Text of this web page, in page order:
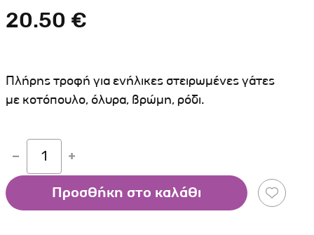
Ταυτότητες Σκύλου
20.50 €
Πλήρης τροφή για ενήλικες στειρωμένες γάτες
με κοτόπουλο, όλυρα, βρώμη, ρόδι.
1
Προσθήκη στο καλάθι